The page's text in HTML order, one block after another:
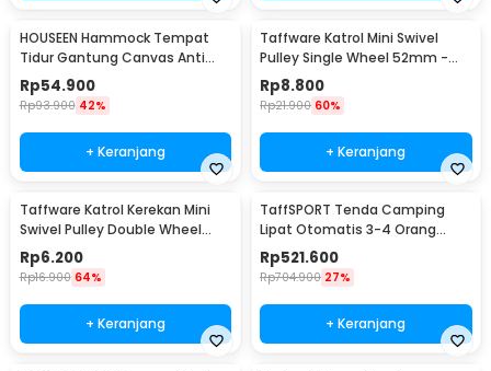
HOUSEEN Hammock Tempat
Tidur Gantung Canvas Anti
Rollover - JS427
Rp54.900
Rp93.900 42%
+ Keranjang
Taffware Katrol Mini Swivel
Pulley Single Wheel 52mm -
AL52
Rp8.800
Rp21.900 60%
+ Keranjang
Taffware Katrol Kerekan Mini
Swivel Pulley Double Wheel
36mm - RB36
Rp6.200
Rp16.900 64%
+ Keranjang
TaffSPORT Tenda Camping
Lipat Otomatis 3-4 Orang
Double Layer - SH-800
Rp521.600
Rp704.900 27%
+ Keranjang